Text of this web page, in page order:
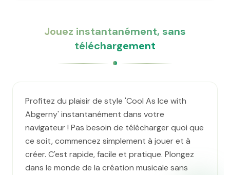
Jouez instantanément, sans
téléchargement
Profitez du plaisir de style 'Cool As Ice with
Abgerny' instantanément dans votre
navigateur ! Pas besoin de télécharger quoi que
ce soit, commencez simplement à jouer et à
créer. C'est rapide, facile et pratique. Plongez
dans le monde de la création musicale sans